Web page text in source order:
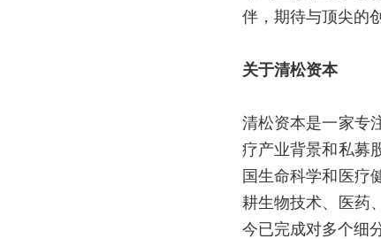
伴，期待与顶尖的
关于清松资本
清松资本是一家专
疗产业背景和私募
国生命科学和医疗
耕生物技术、医药
今已完成对多个细